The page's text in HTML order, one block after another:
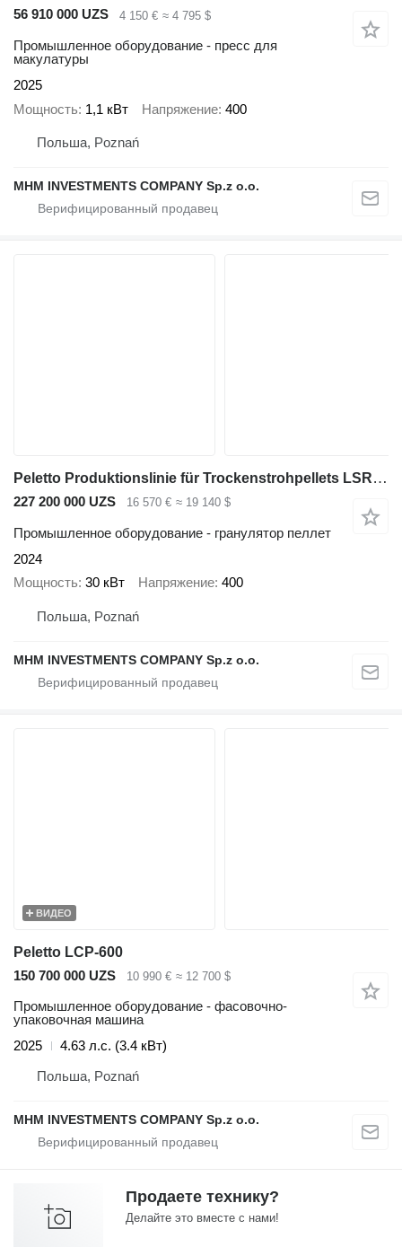
56 910 000 UZS
4 150 € ≈ 4 795 $
Промышленное оборудование - пресс для
макулатуры
2025
Мощность 1,1 кВт Напряжение 400
Польша, Poznań
MHM INVESTMENTS COMPANY Sp.z o.o.
Peletto Produktionslinie für Trockenstrohpellets LSR-120
227 200 000 UZS 16 570 € ≈ 19 140 $
Промышленное оборудование - гранулятор пеллет
2024
Мощность 30 кВт Напряжение 400
Польша, Poznań
MHM INVESTMENTS COMPANY Sp.z o.o.
ВИДЕО
Peletto LCP-600
150 700 000 UZS
10 990 € ≈ 12 700 $
Промышленное оборудование - фасовочно-
упаковочная машина
2025
4.63 л.с. (3.4 кВт)
Польша, Poznań
MHM INVESTMENTS COMPANY Sp.z o.o.
Продаете технику?
Делайте это вместе с нами!